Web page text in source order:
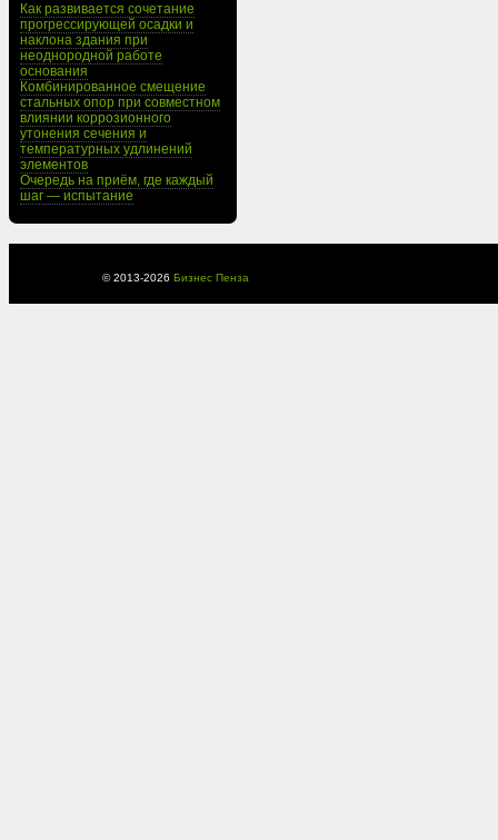
Как развивается сочетание
прогрессирующей осадки и
наклона здания при
неоднородной работе
основания
Комбинированное смещение
стальных опор при совместном
влиянии коррозионного
утонения сечения и
температурных удлинений
элементов
Очередь на приём, где каждый
шаг — испытание
© 2013-2026 Бизнес Пенза